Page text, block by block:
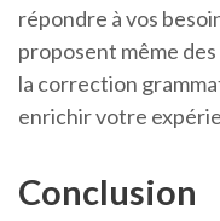
répondre à vos
proposent même
la correction
enrichir votre
Conclusion